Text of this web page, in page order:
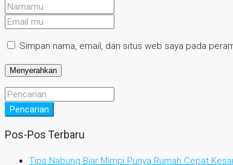
Simpan nama, email, dan situs web saya pada
Pencarian
Pos-Pos Terbaru
Tips Nabung Biar Mimpi Punya Rumah Cepat